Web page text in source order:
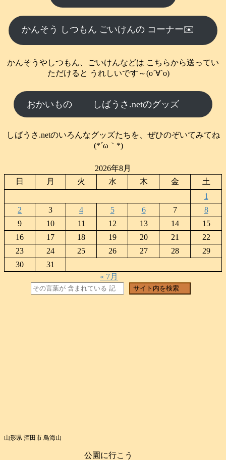
かんそう しつもん ごいけんの コーナー✉️
かんそうやしつもん、ごいけんなどは こちらから送ってい
ただけると うれしいです～(о´∀`о)
おかいもの しばうさ.netのグッズ
しばうさ.netのいろんなグッズたちを、ぜひのぞいてみてね
(*´ω｀*)
2026年8月
日
月 火 水 木 金
土
1
2
3 4 5 6 7
8
9
10 11 12 13 14
15
16
17 18 19 20 21
22
23
24 25 26 27 28
29
30
31
« 7月
サイト内を検索
山形県 酒田市 鳥海山
公園に行こう